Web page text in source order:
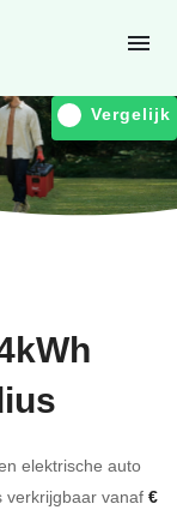
Vergelijk
elektrische auto
verkrijgbaar vanaf €